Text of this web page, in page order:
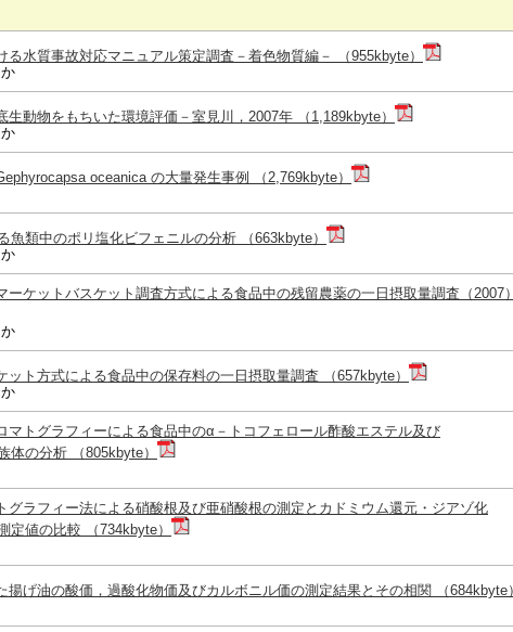
る水質事故対応マニュアル策定調査－着色物質編－ （955kbyte）
生動物をもちいた環境評価－室見川，2007年 （1,189kbyte）
oceanica の大量発生事例 （2,769kbyte）
魚類中のポリ塩化ビフェニルの分析 （663kbyte）
ーケットバスケット調査方式による食品中の残留農薬の一日摂取量調査（2007）
ット方式による食品中の保存料の一日摂取量調査 （657kbyte）
マトグラフィーによる食品中のα－トコフェロール酢酸エステル及び
体の分析 （805kbyte）
グラフィー法による硝酸根及び亜硝酸根の測定とカドミウム還元・ジアゾ化
定値の比較 （734kbyte）
揚げ油の酸価，過酸化物価及びカルボニル価の測定結果とその相関 （684kbyte）